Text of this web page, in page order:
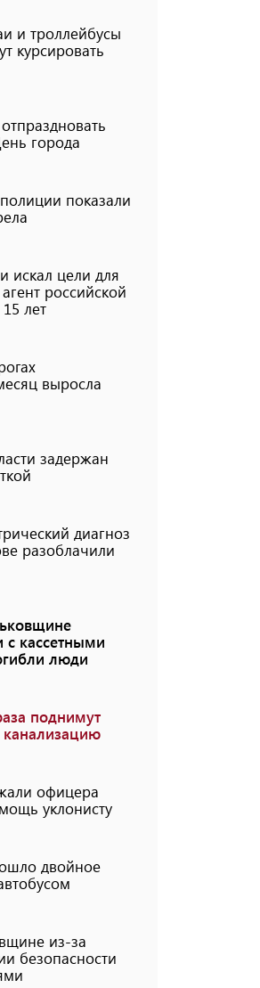
и троллейбусы
курсировать
города
показали
искал цели для
российской
лет
выросла
задержан
диагноз
разоблачили
с кассетными
люди
поднимут
офицера
уклонисту
двойное
из-за
безопасности